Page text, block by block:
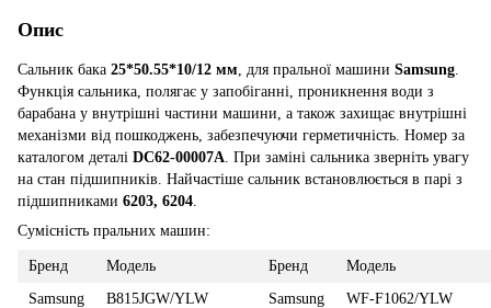
Опис
Сальник бака 25*50.55*10/12 мм , для пральної машини Samsung
Функція сальника, полягає у запобіганні, проникнення води з
барабана у внутрішні частини машини, а також захищає внутрішні
механізми від пошкоджень, забезпечуючи герметичність. Номер за
каталогом деталі DC62-00007A . При заміні сальника зверніть увагу
на стан підшипників. Найчастіше сальник встановлюється в парі з
підшипниками 6203, 6204
Сумісність пральних машин:
Бренд Модель Бренд
Модель
Samsung
B815JGW/YLW Samsung
WF-F1062/YLW